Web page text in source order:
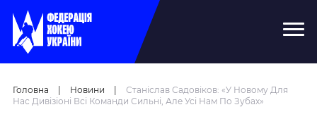
Головна Новини
Станіслав Садовіков: «У Новому Для
Нас Дивізіоні Всі Команди Сильні, Але Усі Нам По Зубах»